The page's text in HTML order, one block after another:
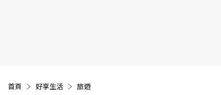
首頁 好享生活 旅遊